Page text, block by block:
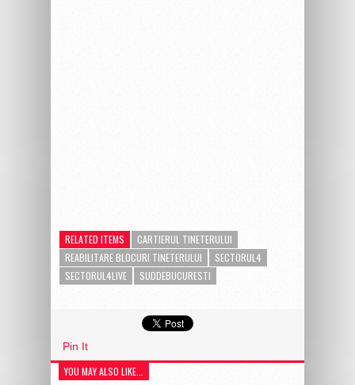
RELATED ITEMS
CARTIERUL TINETERULUI
REABILITARE BLOCURI TINETERULUI
SECTORUL4
SECTORUL4LIVE
SUDDEBUCURESTI
Pin It
YOU MAY ALSO LIKE...